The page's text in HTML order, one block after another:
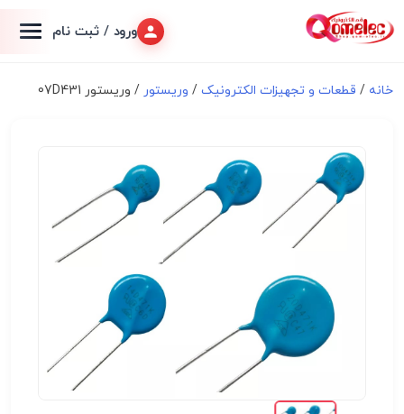
ورود / ثبت نام
خانه / قطعات و تجهیزات الکترونیک/ وریستور / وریستور 07D431